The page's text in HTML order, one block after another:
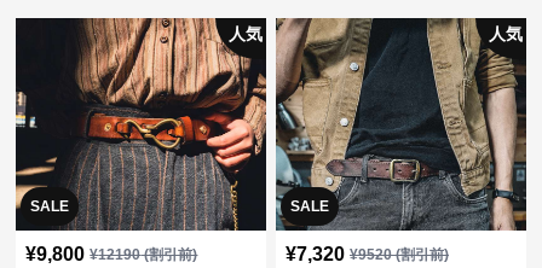
SALE
人気
¥9,800 ¥12190(割引前)
SALE
人気
¥7,320 ¥9520(割引前)